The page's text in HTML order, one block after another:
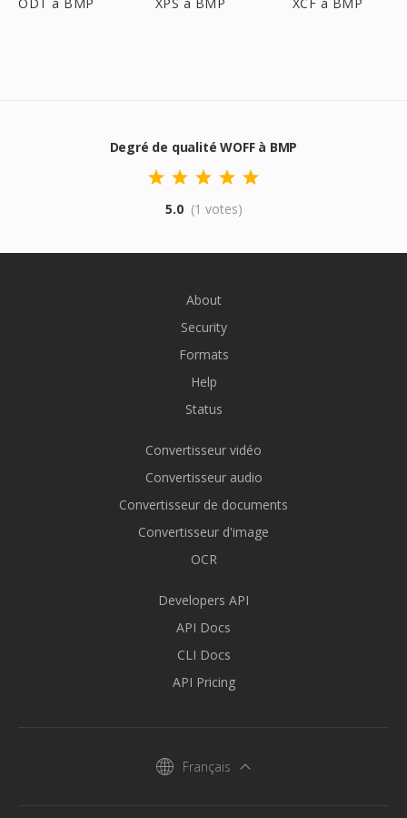
Degré de qualité WOFF à BMP
5.0 (1 votes)
About
Security
Formats
Help
Status
Convertisseur vidéo
Convertisseur audio
Convertisseur de documents
Convertisseur d'image
OCR
Developers API
API Docs
CLI Docs
API Pricing
Français